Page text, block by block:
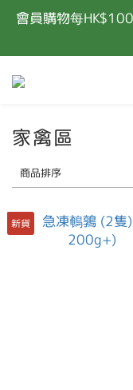
凡購物滿港幣
後)，即可享
會員購物每
新會員首次消費
凡購物滿港幣
後)，即可享
家禽區
商品排序
新貨